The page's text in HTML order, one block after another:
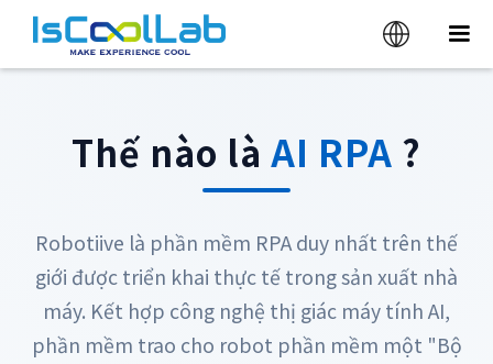
Thế nào là AI RPA ?
Robotiive là phần mềm RPA duy nhất trên thế
giới được triển khai thực tế trong sản xuất nhà
máy. Kết hợp công nghệ thị giác máy tính AI,
phần mềm trao cho robot phần mềm một "Bộ